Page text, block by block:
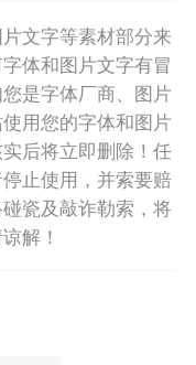
文字等素材部分来
体和图片文字有冒
是字体厂商、图片
用您的字体和图片
后将立即删除！任
止使用，并索要赔
瓷及敲诈勒索，将
解！